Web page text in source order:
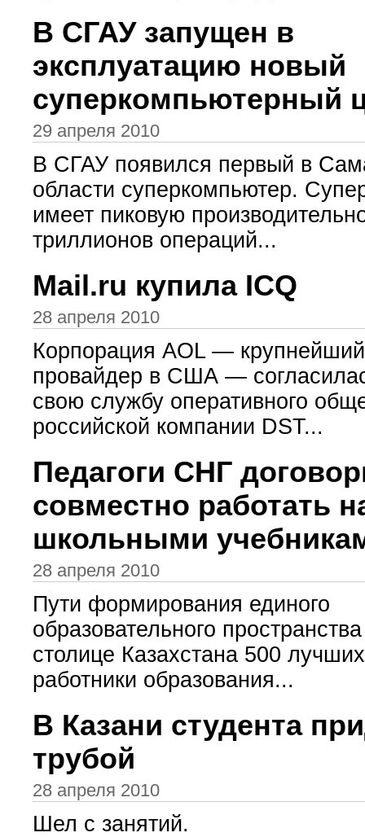
В СГАУ запущен в
эксплуатацию новый
суперкомпьютерный
29 апреля 2010
В СГАУ появился первый в
области суперкомпьютер.
имеет пиковую
триллионов операций...
Mail.ru купила ICQ
28 апреля 2010
Корпорация AOL — крупнейший
провайдер в США —
свою службу оперативного
российской компании DST...
Педагоги СНГ
совместно работать
школьными
28 апреля 2010
Пути формирования единого
образовательного
столице Казахстана 500
работники образования...
В Казани студента
трубой
28 апреля 2010
Шел с занятий.